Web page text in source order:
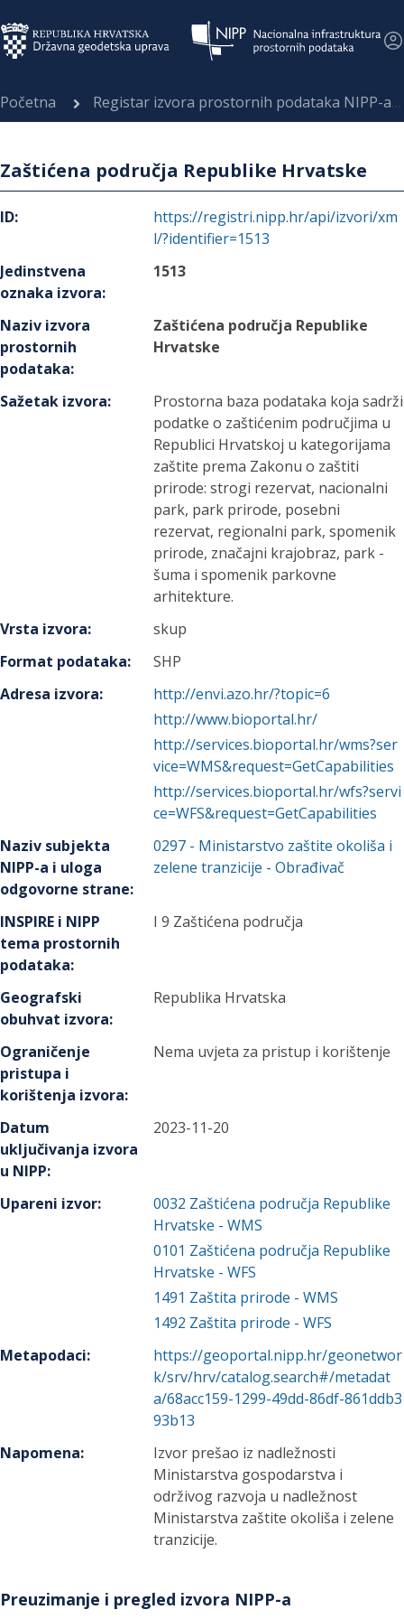
Početna Registar izvora prostornih podataka NIPP-a
Zaštićena područja Republike Hrvatske
ID:
https://registri.nipp.hr/api/izvori/xm
l/?identifier=1513
Jedinstvena
oznaka izvora:
1513
Naziv izvora
prostornih
podataka:
Zaštićena područja Republike
Hrvatske
Sažetak izvora:
Prostorna baza podataka koja sadrži
podatke o zaštićenim područjima u
Republici Hrvatskoj u kategorijama
zaštite prema Zakonu o zaštiti
prirode: strogi rezervat, nacionalni
park, park prirode, posebni
rezervat, regionalni park, spomenik
prirode, značajni krajobraz, park -
šuma i spomenik parkovne
arhitekture.
Vrsta izvora:
skup
Format podataka:
SHP
Adresa izvora:
http://envi.azo.hr/?topic=6
http://www.bioportal.hr/
http://services.bioportal.hr/wms?ser
vice=WMS&request=GetCapabilities
http://services.bioportal.hr/wfs?servi
ce=WFS&request=GetCapabilities
Naziv subjekta
NIPP-a i uloga
odgovorne strane:
0297 - Ministarstvo zaštite okoliša i
zelene tranzicije - Obrađivač
INSPIRE i NIPP
tema prostornih
podataka:
I 9 Zaštićena područja
Geografski
obuhvat izvora:
Republika Hrvatska
Ograničenje
pristupa i
korištenja izvora:
Nema uvjeta za pristup i korištenje
Datum
uključivanja izvora
u NIPP:
2023-11-20
Upareni izvor: 0032 Zaštićena područja Republike
Hrvatske - WMS
0101 Zaštićena područja Republike
Hrvatske - WFS
1491 Zaštita prirode - WMS
1492 Zaštita prirode - WFS
Metapodaci:
https://geoportal.nipp.hr/geonetwor
k/srv/hrv/catalog.search#/metadat
a/68acc159-1299-49dd-86df-861ddb3
93b13
Napomena:
Izvor prešao iz nadležnosti
Ministarstva gospodarstva i
održivog razvoja u nadležnost
Ministarstva zaštite okoliša i zelene
tranzicije.
Preuzimanje i pregled izvora NIPP-a